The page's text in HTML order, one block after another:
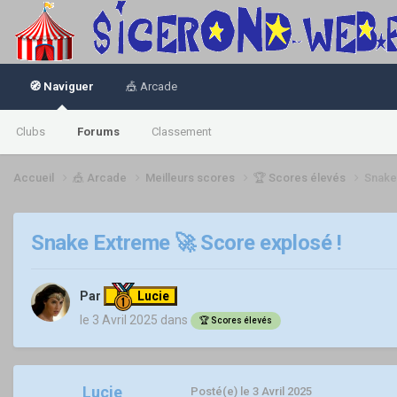
🧭 Naviguer
Clubs Forums Classement
🎪 Arcade
Accueil 🎪 Arcade Meilleurs scores 🏆 Scores élevés
Snake Extreme 🚀 Score explosé !
Par
Lucie
le 3 Avril 2025 dans 🏆 Scores élevés
Lucie Posté(e) le 3 Avril 2025